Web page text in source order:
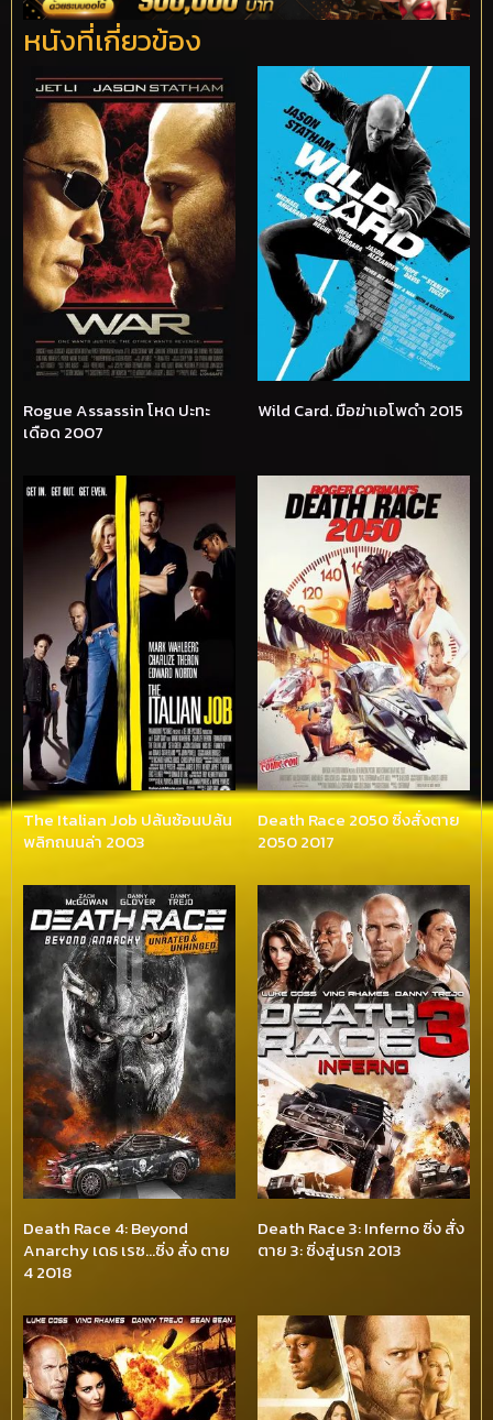
หนังที่เกี่ยวข้อง
Rogue Assassin โหด ปะทะ
เดือด 2007
Wild Card. มือฆ่าเอโพดำ 2015
The Italian Job ปล้นซ้อนปล้น
พลิกถนนล่า 2003
Death Race 2050 ซิ่งสั่งตาย
2050 2017
Death Race 4: Beyond
Anarchy เดธ เรซ…ซิ่ง สั่ง ตาย
4 2018
Death Race 3: Inferno ซิ่ง สั่ง
ตาย 3: ซิ่งสู่นรก 2013